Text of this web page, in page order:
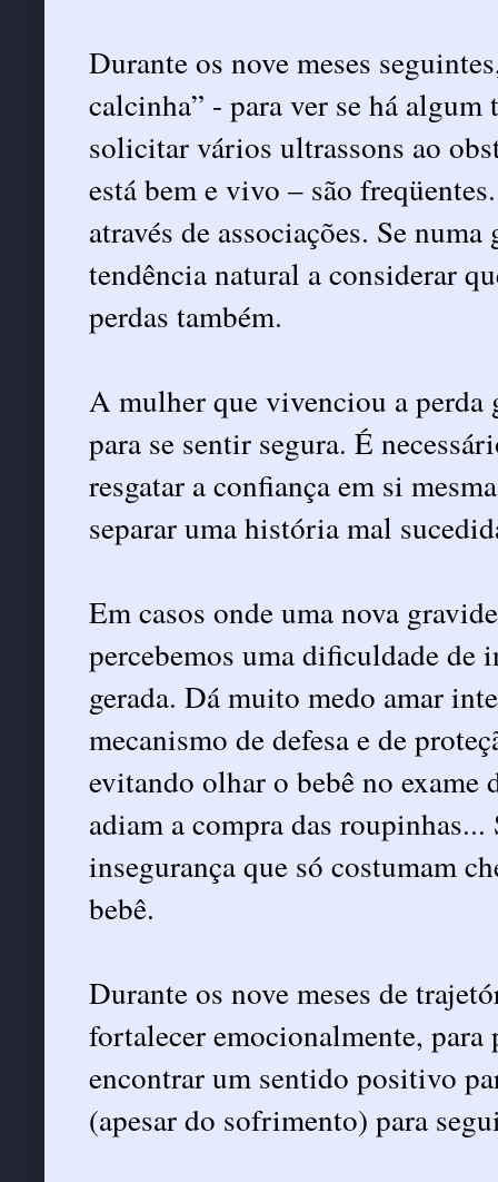
Durante os nove meses
calcinha” - para ver se há
solicitar vários ultrassons ao
está bem e vivo – são
através de associações. Se
tendência natural a considerar
perdas também.
A mulher que vivenciou a perda
para se sentir segura. É
resgatar a confiança em si
separar uma história mal
Em casos onde uma nova
percebemos uma dificuldade de
gerada. Dá muito medo amar
mecanismo de defesa e de
evitando olhar o bebê no exame
adiam a compra das
insegurança que só costumam
bebê.
Durante os nove meses de
fortalecer emocionalmente,
encontrar um sentido positivo
(apesar do sofrimento) para